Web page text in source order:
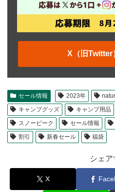
X（旧Twitter
セール情報 2023年
キャンプグッズ
キャンプ用品
スノーピーク
セール情報
割引
新春セール 福袋
シェア
X